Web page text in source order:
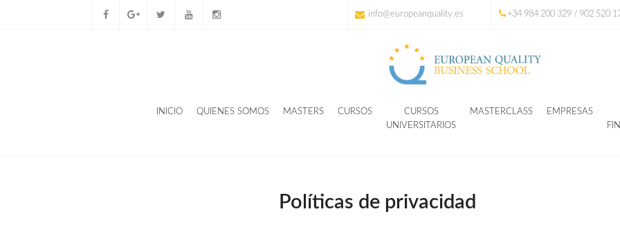
info@europeanquality.es +34 984 200 329 / 902 520
INICIO QUIENES SOMOS MASTERS CURSOS
CURSOS
UNIVERSITARIOS
MASTERCLASS EMPRESAS
Políticas de privacidad